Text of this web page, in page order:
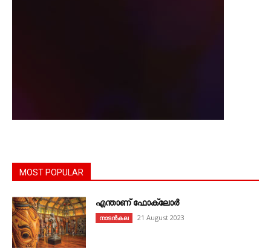
MOST POPULAR
എന്താണ്‌ ഫോക്‌ലോർ
നാടൻകല 21 August 2023